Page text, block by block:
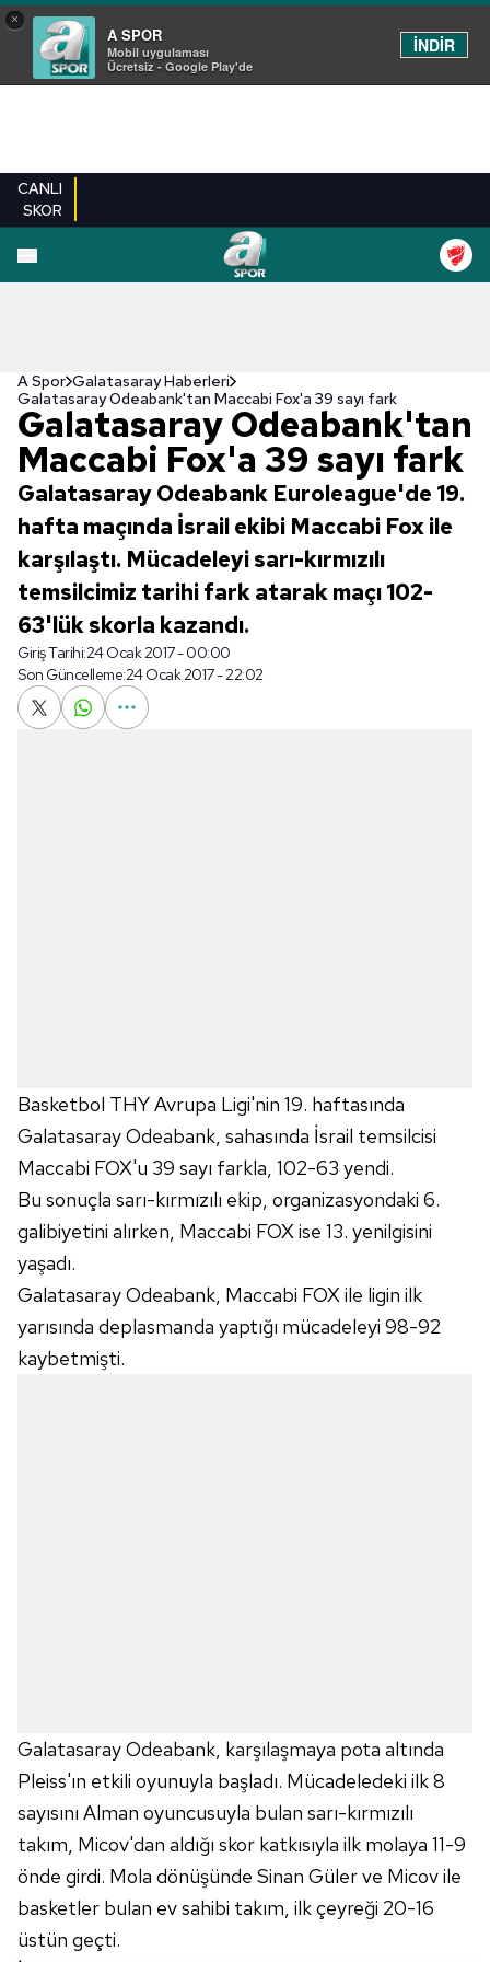
×
A SPOR
Mobil uygulaması
Ücretsiz - Google Play'de
İNDİR
CANLI
SKOR
A Spor Galatasaray Haberleri
Galatasaray Odeabank'tan Maccabi Fox'a 39 sayı fark
Galatasaray Odeabank'tan
Maccabi Fox'a 39 sayı fark
Galatasaray Odeabank Euroleague'de 19.
hafta maçında İsrail ekibi Maccabi Fox ile
karşılaştı. Mücadeleyi sarı-kırmızılı
temsilcimiz tarihi fark atarak maçı 102-
63'lük skorla kazandı.
Giriş Tarihi:24 Ocak 2017 - 00:00
Son Güncelleme:24 Ocak 2017 - 22:02
Basketbol THY Avrupa Ligi'nin 19. haftasında
Galatasaray Odeabank, sahasında İsrail temsilcisi
Maccabi FOX'u 39 sayı farkla, 102-63 yendi.
Bu sonuçla sarı-kırmızılı ekip, organizasyondaki 6.
galibiyetini alırken, Maccabi FOX ise 13. yenilgisini
yaşadı.
Galatasaray Odeabank, Maccabi FOX ile ligin ilk
yarısında deplasmanda yaptığı mücadeleyi 98-92
kaybetmişti.
Galatasaray Odeabank, karşılaşmaya pota altında
Pleiss'ın etkili oyunuyla başladı. Mücadeledeki ilk 8
sayısını Alman oyuncusuyla bulan sarı-kırmızılı
takım, Micov'dan aldığı skor katkısıyla ilk molaya 11-9
önde girdi. Mola dönüşünde Sinan Güler ve Micov ile
basketler bulan ev sahibi takım, ilk çeyreği 20-16
üstün geçti.